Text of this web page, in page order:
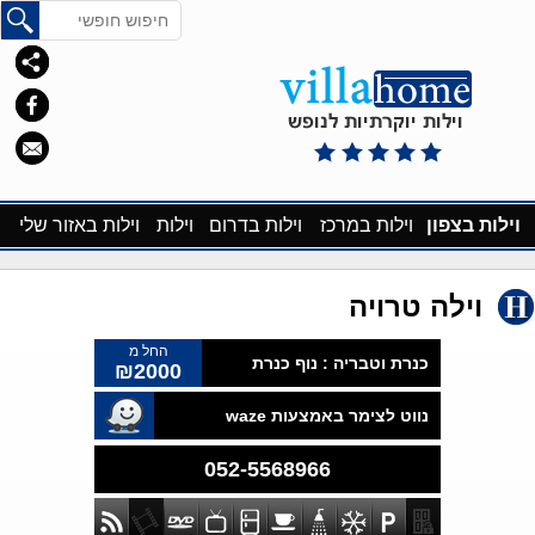
וילות בצפון וילות במרכז וילות בדרום וילות וילות באזור שלי
וילה טרויה
כנרת וטבריה : נוף כנרת
החל מ
₪2000
נווט לצימר באמצעות waze
052-5568966